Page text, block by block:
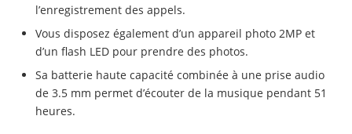
l’enregistrement des appels.
Vous disposez également d’un appareil photo 2MP et
d’un flash LED pour prendre des photos.
Sa batterie haute capacité combinée à une prise audio
de 3.5 mm permet d’écouter de la musique pendant 51
heures.